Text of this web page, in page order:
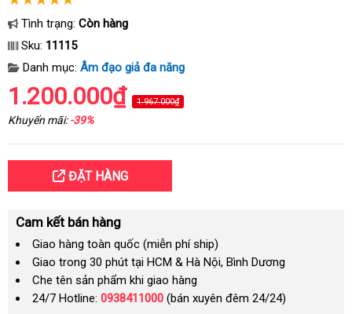
Tình trạng: Còn hàng
Sku: 11115
Danh mục: Âm đạo giả đa năng
1.200.000₫ 1.967.000₫
Khuyến mãi:-39%
ĐẶT HÀNG
Cam kết bán hàng
Giao hàng toàn quốc (miễn phí ship)
Giao trong 30 phút tại HCM & Hà Nội, Bình Dương
Che tên sản phẩm khi giao hàng
24/7 Hotline: 0938411000 (bán xuyên đêm 24/24)